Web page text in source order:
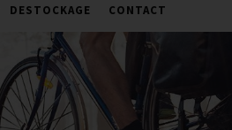
DESTOCKAGE CONTACT